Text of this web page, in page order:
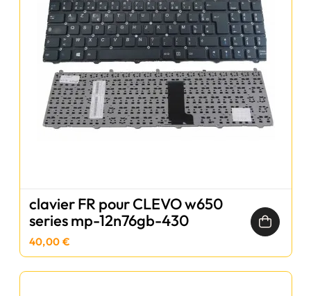
clavier FR pour CLEVO w650
series mp-12n76gb-430
40,00 €